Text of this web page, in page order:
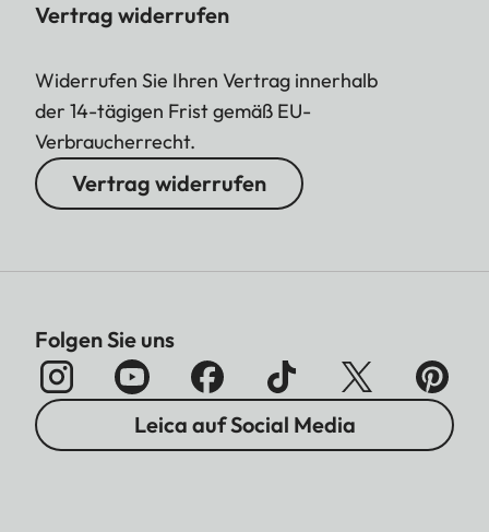
Vertrag widerrufen
Widerrufen Sie Ihren Vertrag innerhalb
der 14-tägigen Frist gemäß EU-
Verbraucherrecht.
Vertrag widerrufen
Folgen Sie uns
Leica auf Social Media